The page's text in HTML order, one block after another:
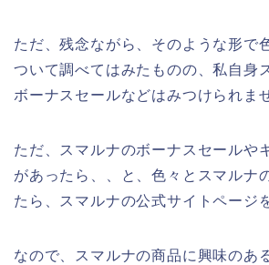
ただ、残念ながら、そのような形で
ついて調べてはみたものの、私自身
ボーナスセールなどはみつけられま
ただ、スマルナのボーナスセールや
があったら、、と、色々とスマルナ
たら、スマルナの公式サイトページ
なので、スマルナの商品に興味のあ